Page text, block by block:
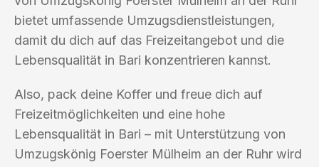
bietet umfassende Umzugsdienstleistungen,
damit du dich auf das Freizeitangebot und die
Lebensqualität in Bari konzentrieren kannst.
Also, pack deine Koffer und freue dich auf
Freizeitmöglichkeiten und eine hohe
Lebensqualität in Bari – mit Unterstützung von
Umzugskönig Foerster Mülheim an der Ruhr wird